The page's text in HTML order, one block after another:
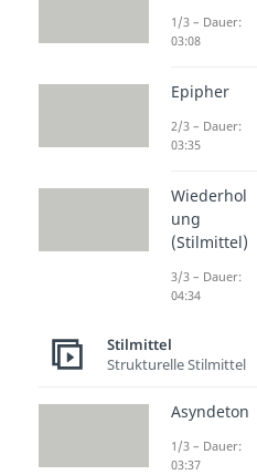
Nach Beantwortung
zu
Beispiel
1/3 – Dauer:
03:08
Epipher
2/3 – Dauer:
03:35
Wiederhol
ung
(Stilmittel)
3/3 – Dauer:
04:34
Stilmittel
Strukturelle Stilmittel
Asyndeton
1/3 – Dauer:
03:37